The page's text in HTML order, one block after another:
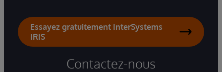
Essayez gratuitement InterSystems
IRIS
Contactez-nous